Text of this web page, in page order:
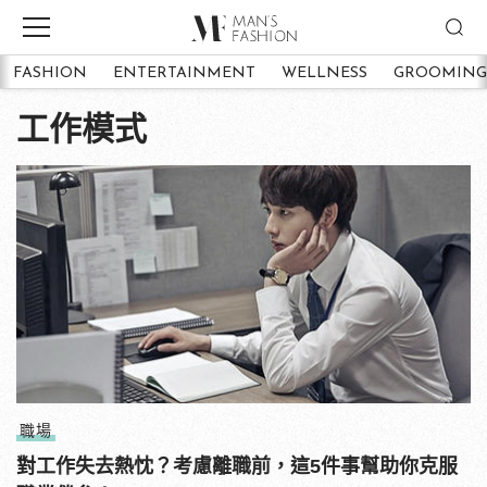
FASHION ENTERTAINMENT WELLNESS GROOMING
工作模式
職場
對工作失去熱忱？考慮離職前，這5件事幫助你克服